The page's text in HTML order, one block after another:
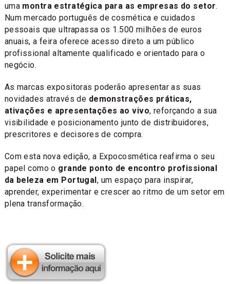
uma montra estratégica para as empresas do setor.
Num mercado português de cosmética e cuidados
pessoais que ultrapassa os 1.500 milhões de euros
anuais, a feira oferece acesso direto a um público
profissional altamente qualificado e orientado para o
negócio.
As marcas expositoras poderão apresentar as suas
novidades através de demonstrações práticas,
ativações e apresentações ao vivo, reforçando a sua
visibilidade e posicionamento junto de distribuidores,
prescritores e decisores de compra.
Com esta nova edição, a Expocosmética reafirma o seu
papel como o grande ponto de encontro profissional
da beleza em Portugal, um espaço para inspirar,
aprender, experimentar e crescer ao ritmo de um setor em
plena transformação.